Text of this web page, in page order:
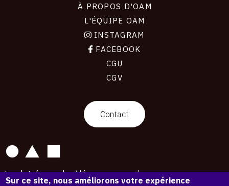
À PROPOS D'OAM
L'ÉQUIPE OAM
INSTAGRAM
FACEBOOK
CGU
CGV
Contact
La plateforme de référence pour créer,
conserver et promouvoir l'Histoire de l'Art.
Sur ce site, nous améliorons votre expérience